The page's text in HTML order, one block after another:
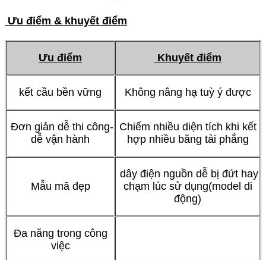
Ưu điểm & khuyết điểm
Ưu điểm Khuyết điểm
kết cầu bền vững Không nâng hạ tuỳ ý được
Đơn giản dễ thi công-
dễ vận hành
Chiếm nhiều diện tích khi kết
hợp nhiều băng tải phẳng
Mẫu mã đẹp
dây điện nguồn dễ bị đứt hay
chạm lúc sử dụng(model di
động)
Đa năng trong công
việc